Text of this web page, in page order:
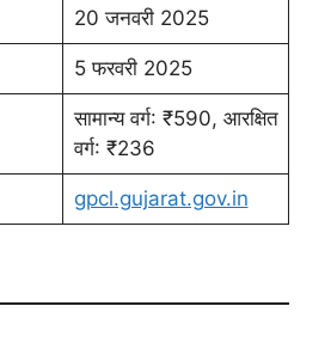
20 जनवरी 2025
5 फरवरी 2025
सामान्य वर्ग: ₹590, आरक्षित
वर्ग: ₹236
gpcl.gujarat.gov.in